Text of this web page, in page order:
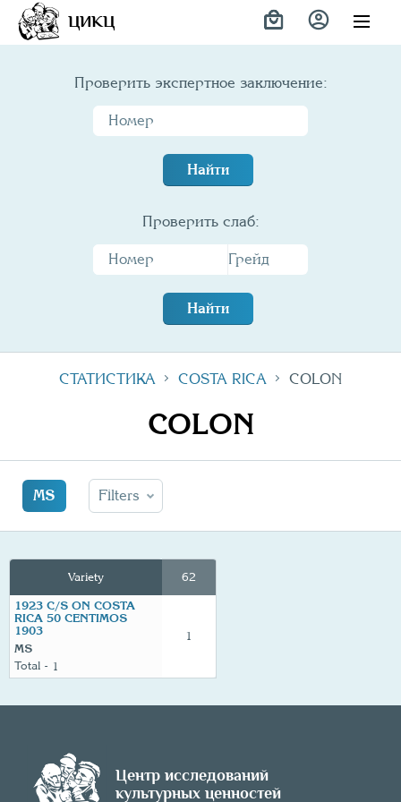
ЦИКЦ
Проверить экспертное заключение:
Найти
Проверить слаб:
Найти
СТАТИСТИКА COSTA RICA COLON
COLON
MS Filters
Variety
Variety
1923 C/S ON COSTA
RICA 50 CENTIMOS
1903
MS
1
62
1
Центр исследований
культурных ценностей